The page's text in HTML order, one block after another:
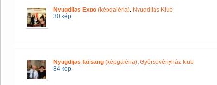
Nyugdijas Expo (képgaléria), Nyugdíjas Klub
30 kép
Nyugdijas farsang (képgaléria), Győrsövényház klub
84 kép